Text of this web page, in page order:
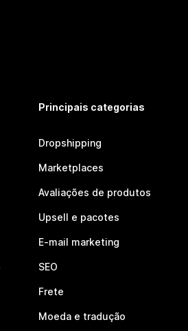
Principais categorias
Dropshipping
Marketplaces
Avaliações de produtos
Upsell e pacotes
E-mail marketing
SEO
Frete
Moeda e tradução